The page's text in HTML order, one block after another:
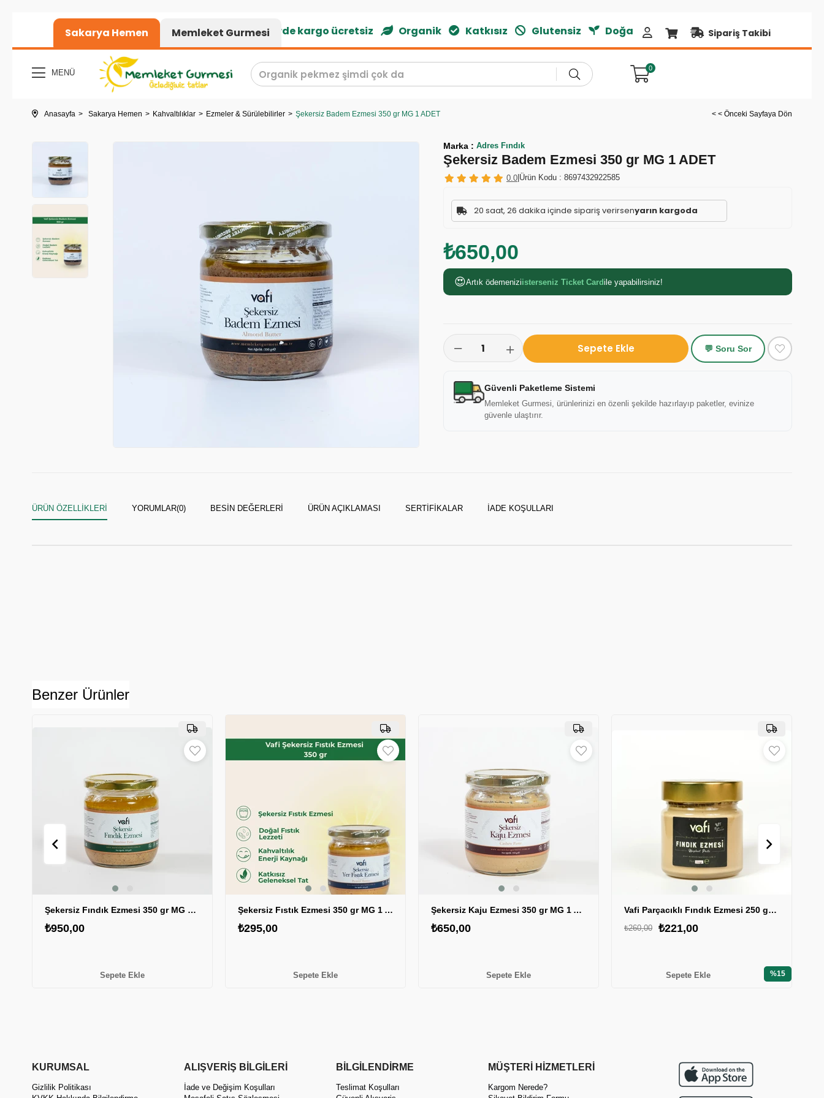
Sakarya Hemen Memleket Gurmesi
1000₺ üzeri alışverişlerde kargo ücretsiz Organik Katkısız Glutensiz Doğal Ürünler Sipariş Takibi
MENÜ 0
Anasayfa Sakarya Hemen Kahvaltılıklar Ezmeler & Sürülebilirler Şekersiz Badem Ezmesi 350 gr MG 1 ADET < < Önceki Sayfaya Dön
Şekersiz Badem Ezmesi 350 gr MG 1 ADET
0.0 Ürün Kodu : 8697432922585
20 saat, 26 dakika içinde sipariş verirsenyarın kargoda
₺650,00
Marka : Adres Fındık
😍Artık ödemeniziisterseniz Ticket Cardile yapabilirsiniz!
💬 Soru Sor
Güvenli Paketleme Sistemi
Memleket Gurmesi, ürünlerinizi en özenli şekilde hazırlayıp paketler, evinize
güvenle ulaştırır.
ÜRÜN ÖZELLIKLERI YORUMLAR(0) BESIN DEĞERLERI ÜRÜN AÇIKLAMASI SERTIFIKALAR İADE KOŞULLARI
Benzer Ürünler
Şekersiz Fındık Ezmesi 350 gr MG 1 ADET
₺950,00
Sepete Ekle
Şekersiz Fıstık Ezmesi 350 gr MG 1 ADET
₺295,00
Sepete Ekle
Şekersiz Kaju Ezmesi 350 gr MG 1 ADET
₺650,00
Sepete Ekle
Vafi Parçacıklı Fındık Ezmesi 250 gr 1 ADET
₺221,00
₺260,00
Sepete Ekle %15
KURUMSAL
Gizlilik Politikası
ALIŞVERİŞ BİLGİLERİ
İade ve Değişim Koşulları
BİLGİLENDİRME
Teslimat Koşulları
MÜŞTERİ HİZMETLERİ
Kargom Nerede?